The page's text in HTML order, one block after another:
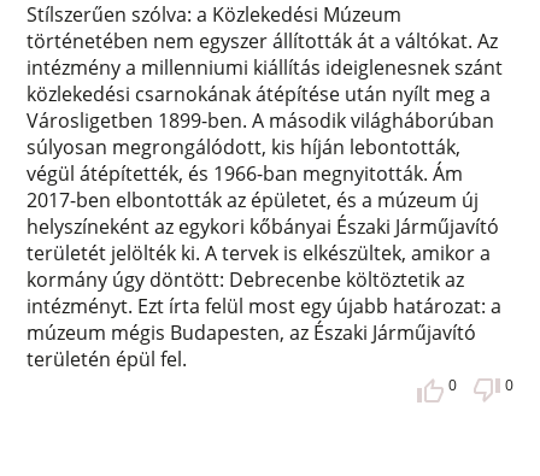
Stílszerűen szólva: a Közlekedési Múzeum
történetében nem egyszer állították át a váltókat. Az
intézmény a millenniumi kiállítás ideiglenesnek szánt
közlekedési csarnokának átépítése után nyílt meg a
Városligetben 1899-ben. A második világháborúban
súlyosan megrongálódott, kis híján lebontották,
végül átépítették, és 1966-ban megnyitották. Ám
2017-ben elbontották az épületet, és a múzeum új
helyszíneként az egykori kőbányai Északi Járműjavító
területét jelölték ki. A tervek is elkészültek, amikor a
kormány úgy döntött: Debrecenbe költöztetik az
intézményt. Ezt írta felül most egy újabb határozat: a
múzeum mégis Budapesten, az Északi Járműjavító
területén épül fel.
0 0